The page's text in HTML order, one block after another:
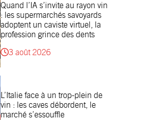
Quand l’IA s’invite au rayon vin
: les supermarchés savoyards
adoptent un caviste virtuel, la
profession grince des dents
3 août 2026
L’Italie face à un trop-plein de
vin : les caves débordent, le
marché s’essouffle